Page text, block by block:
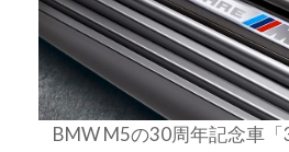
BMW M5の30周年記念車「